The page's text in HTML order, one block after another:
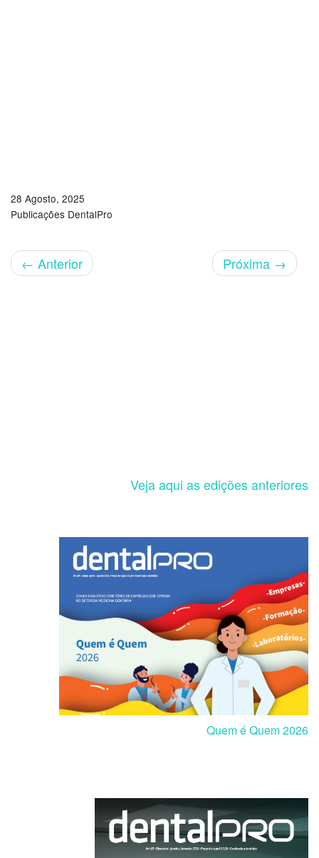
28 Agosto, 2025
Publicações DentalPro
← Anterior Próxima →
Veja aqui as edições anteriores
Quem é Quem 2026